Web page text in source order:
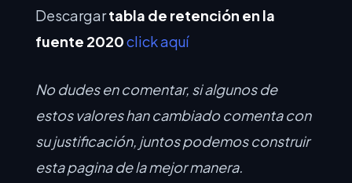
Descargartabla de retención en la
fuente 2020click aquí
No dudes en comentar, si algunos de
estos valores han cambiado comenta con
su justificación, juntos podemos construir
esta pagina de la mejor manera.